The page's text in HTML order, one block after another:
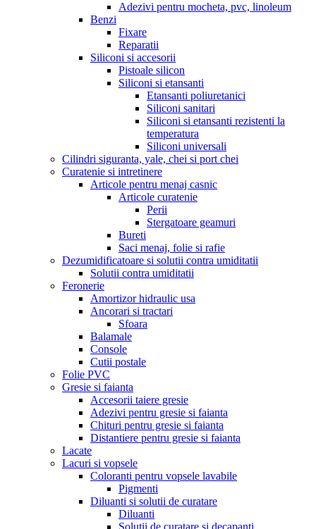
Adezivi pentru mocheta, pvc, linoleum
Benzi
Fixare
Reparatii
Siliconi si accesorii
Pistoale silicon
Siliconi si etansanti
Etansanti poliuretanici
Siliconi sanitari
Siliconi si etansanti rezistenti la
temperatura
Siliconi universali
Cilindri siguranta, yale, chei si port chei
Curatenie si intretinere
Articole pentru menaj casnic
Articole curatenie
Perii
Stergatoare geamuri
Bureti
Saci menaj, folie si rafie
Dezumidificatoare si solutii contra umiditatii
Solutii contra umiditatii
Feronerie
Amortizor hidraulic usa
Ancorari si tractari
Sfoara
Balamale
Console
Cutii postale
Folie PVC
Gresie si faianta
Accesorii taiere gresie
Adezivi pentru gresie si faianta
Chituri pentru gresie si faianta
Distantiere pentru gresie si faianta
Lacate
Lacuri si vopsele
Coloranti pentru vopsele lavabile
Pigmenti
Diluanti si solutii de curatare
Diluanti
Solutii de curatare si decapanti